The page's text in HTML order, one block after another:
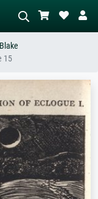
beaucoup de rouge,
nu debout près d'un
arbre.
15